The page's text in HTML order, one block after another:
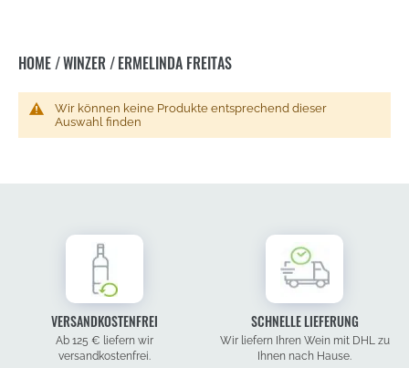
HOME/WINZER/ERMELINDA FREITAS
Wir können keine Produkte entsprechend dieser
Auswahl finden
VERSANDKOSTENFREI
Ab 125 € liefern wir
versandkostenfrei.
SCHNELLE LIEFERUNG
Wir liefern Ihren Wein mit DHL zu
Ihnen nach Hause.